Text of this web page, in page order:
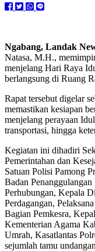
Ngabang, Landak
Natasa, M.H.,
menjelang Hari Raya
berlangsung di Ruang
Rapat tersebut digelar
memastikan kesiapan
menjelang perayaan
transportasi, hingga
Kegiatan ini dihadiri
Pemerintahan dan
Satuan Polisi Pamong
Badan
Perhubungan, Kepala
Perdagangan,
Bagian Pemkesra,
Kementerian Agama
Umrah, Kasatlantas
sejumlah tamu